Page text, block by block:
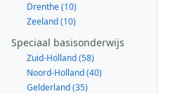
Drenthe (10)
Zeeland (10)
Speciaal basisonderwijs
Zuid-Holland (58)
Noord-Holland (40)
Gelderland (35)